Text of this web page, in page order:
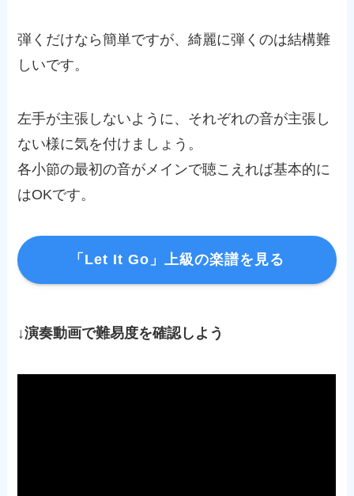
弾くだけなら簡単ですが、綺麗に弾くのは結構難
しいです。
左手が主張しないように、それぞれの音が主張し
ない様に気を付けましょう。
各小節の最初の音がメインで聴こえれば基本的に
はOKです。
「Let It Go」上級の楽譜を見る
↓演奏動画で難易度を確認しよう